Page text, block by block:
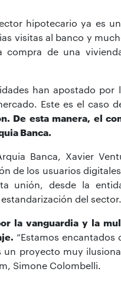
hipotecario ya es
visitas al banco y
compra de una
han apostado
Este es el caso
De esta manera, el
Banca.
Banca, Xavier
de los usuarios
unión, desde la
del sector.
la vanguardia y la
“Estamos
un proyecto muy
Simone Colombelli.